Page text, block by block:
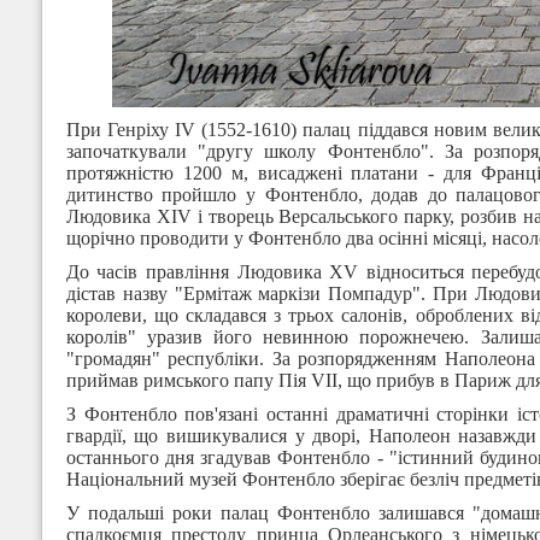
При Генріху IV (1552-1610) палац піддався новим
започаткували "другу школу Фонтенбло". За
протяжністю 1200 м, висаджені платани - для
дитинство пройшло у Фонтенбло, додав до
Людовика XIV і творець Версальського парку, розбив
щорічно проводити у Фонтенбло два осінні місяці,
До часів правління Людовика XV відноситься
дістав назву "Ермітаж маркізи Помпадур". При
королеви, що складався з трьох салонів, оброблених
королів" уразив його невинною порожнечею.
"громадян" республіки. За розпорядженням
приймав римського папу Пія VII, що прибув в Париж для
З Фонтенбло пов'язані останні драматичні сторінки
гвардії, що вишикувалися у дворі, Наполеон
останнього дня згадував Фонтенбло - "істинний
Національний музей Фонтенбло зберігає безліч
У подальші роки палац Фонтенбло залишався
спадкоємця престолу принца Орлеанського з